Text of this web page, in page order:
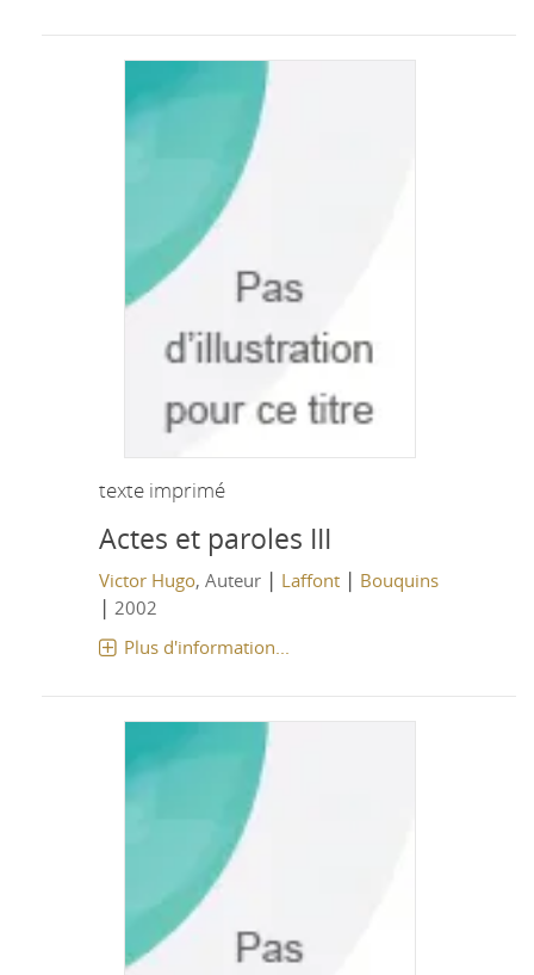
texte imprimé
Actes et paroles III
Victor Hugo, Auteur | Laffont| Bouquins
| 2002
Plus d'information...